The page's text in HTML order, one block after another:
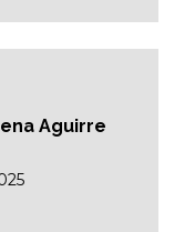
Aguirre